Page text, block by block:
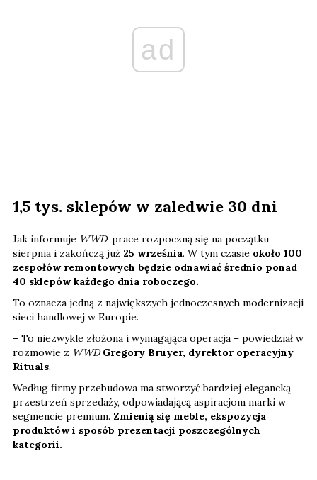
ad
1,5 tys. sklepów w zaledwie 30 dni
Jak informuje WWD, prace rozpoczną się na początku
sierpnia i zakończą już 25 września. W tym czasie około 100
zespołów remontowych będzie odnawiać średnio ponad
40 sklepów każdego dnia roboczego.
To oznacza jedną z największych jednoczesnych modernizacji
sieci handlowej w Europie.
– To niezwykle złożona i wymagająca operacja – powiedział w
rozmowie z WWDGregory Bruyer, dyrektor operacyjny
Rituals.
Według firmy przebudowa ma stworzyć bardziej elegancką
przestrzeń sprzedaży, odpowiadającą aspiracjom marki w
segmencie premium. Zmienią się meble, ekspozycja
produktów i sposób prezentacji poszczególnych
kategorii.